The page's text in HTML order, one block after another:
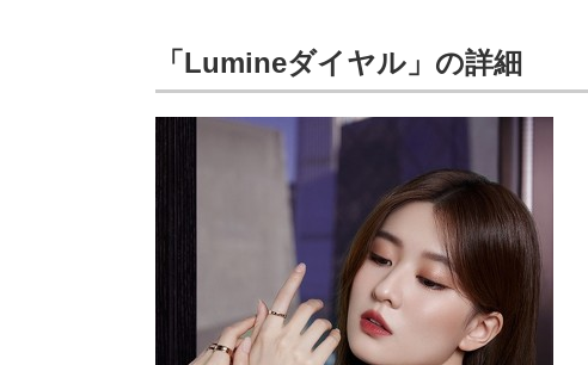
「Lumineダイヤル」の詳細